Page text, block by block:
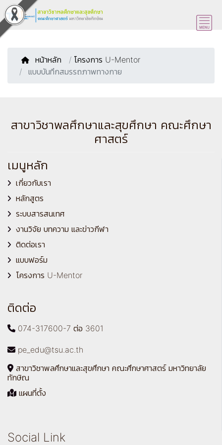
หน้าหลัก / โครงการ U-Mentor
แบบบันทึกสมรรถภาพทางกาย
สาขาวิชาพลศึกษาและสุขศึกษา คณะศึกษา
ศาสตร์
เมนูหลัก
เกี่ยวกับเรา
หลักสูตร
ระบบสารสนเทศ
งานวิจัย บทความ และข่าวกีฬา
ติดต่อเรา
แบบฟอร์ม
โครงการ U-Mentor
ติดต่อ
074-317600-7 ต่อ 3601
pe_edu@tsu.ac.th
สาขาวิชาพลศึกษาและสุขศึกษา คณะศึกษาศาสตร์ มหาวิทยาลัย
ทักษิณ
แผนที่ตั้ง
Social Link